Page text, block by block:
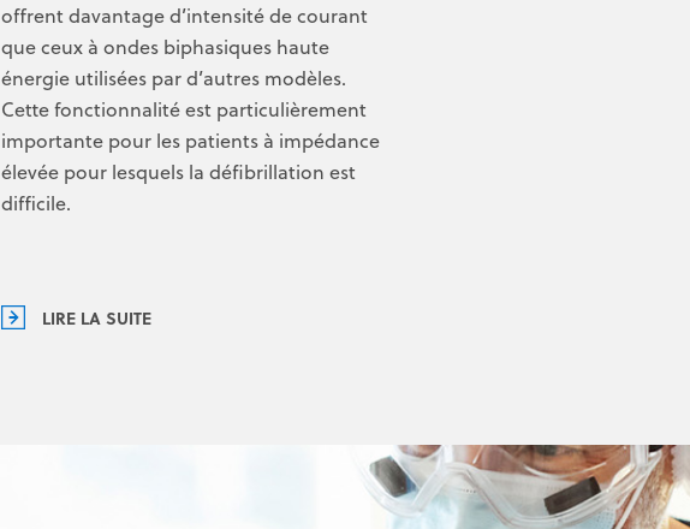
offrent davantage d’intensité de courant
que ceux à ondes biphasiques haute
énergie utilisées par d’autres modèles.
Cette fonctionnalité est particulièrement
importante pour les patients à impédance
élevée pour lesquels la défibrillation est
difficile.
LIRE LA SUITE